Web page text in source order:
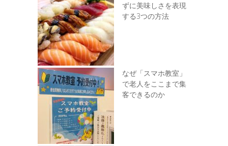
ずに美味しさを表現
する3つの方法
なぜ「スマホ教室」
で老人をここまで集
客できるのか